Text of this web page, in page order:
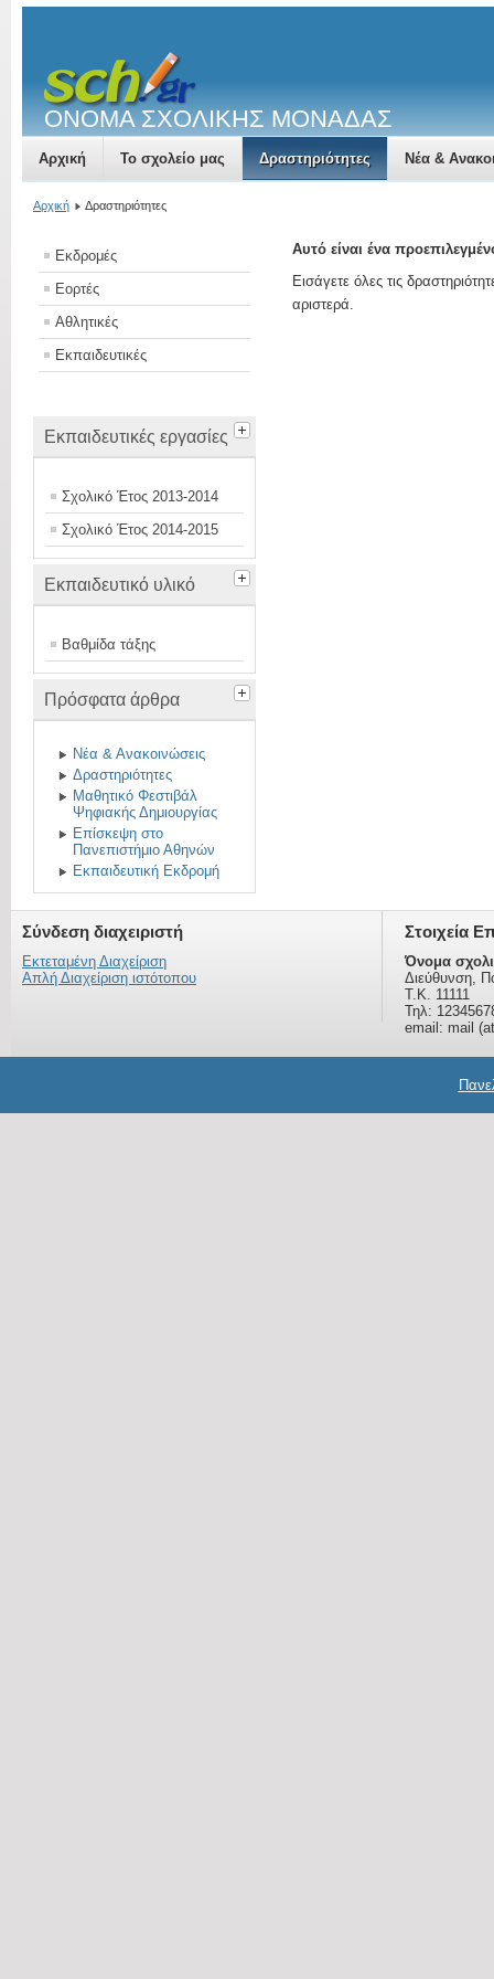
ΟΝΟΜΑ ΣΧΟΛΙΚΗΣ ΜΟΝΑΔΑΣ
Αρχική Το σχολείο μας Δραστηριότητες Νέα &
Αρχική Δραστηριότητες
Εκδρομές
Εορτές
Αθλητικές
Εκπαιδευτικές
Εκπαιδευτικές εργασίες
Σχολικό Έτος 2013-2014
Σχολικό Έτος 2014-2015
Εκπαιδευτικό υλικό
Βαθμίδα τάξης
Πρόσφατα άρθρα
Νέα & Ανακοινώσεις
Δραστηριότητες
Μαθητικό Φεστιβάλ
Ψηφιακής Δημιουργίας
Επίσκεψη στο
Πανεπιστήμιο Αθηνών
Εκπαιδευτική Εκδρομή
Αυτό είναι ένα
Εισάγετε όλες τις
αριστερά.
Σύνδεση διαχειριστή
Εκτεταμένη Διαχείριση
Απλή Διαχείριση ιστότοπου
Στοιχεία
Όνομα
Διεύθυνση,
Τ.Κ. 11111
Τηλ:
email: mail